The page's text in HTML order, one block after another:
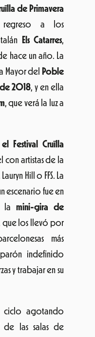
de Primavera
regreso a los
Els Catarres,
hace un año. La
Mayor del Poble
2018, y en ella
, que verá la luz a
Festival Cruïlla
con artistas de la
Hill o FFS. La
escenario fue en
la mini-gira de
que los llevó por
más
indefinido
y trabajar en su
ciclo agotando
de las salas de